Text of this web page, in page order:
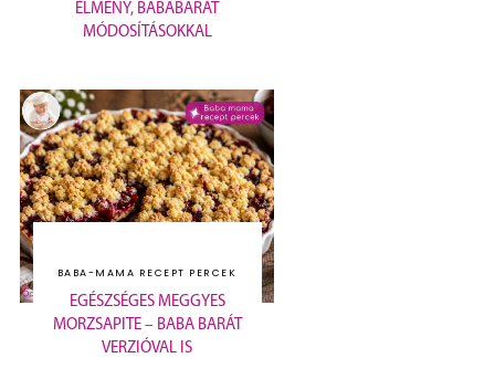
ÉLMÉNY, BABABARÁT
MÓDOSÍTÁSOKKAL
BABA-MAMA RECEPT PERCEK
EGÉSZSÉGES MEGGYES
MORZSAPITE – BABA BARÁT
VERZIÓVAL IS